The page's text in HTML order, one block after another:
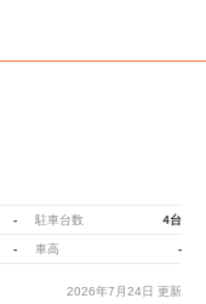
- 駐車台数 4台
- 車高 -
2026年7月24日 更新